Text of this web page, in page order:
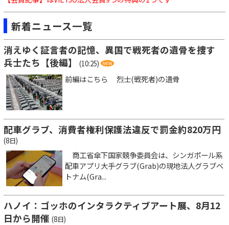
新着ニュース一覧
消えゆく証言者の記憶、異国で戦死者の遺骨を捜す
兵士たち【後編】
(10:25)
前編はこちら 烈士(戦死者)の遺骨
配車グラブ、消費者権利保護法違反で罰金約820万円
(8日)
商工省傘下国家競争委員会は、シンガポール系
配車アプリ大手グラブ(Grab)の現地法人グラブベ
トナム(Gra...
ハノイ：ゴッホのインタラクティブアート展、8月12
日から開催 (8日)